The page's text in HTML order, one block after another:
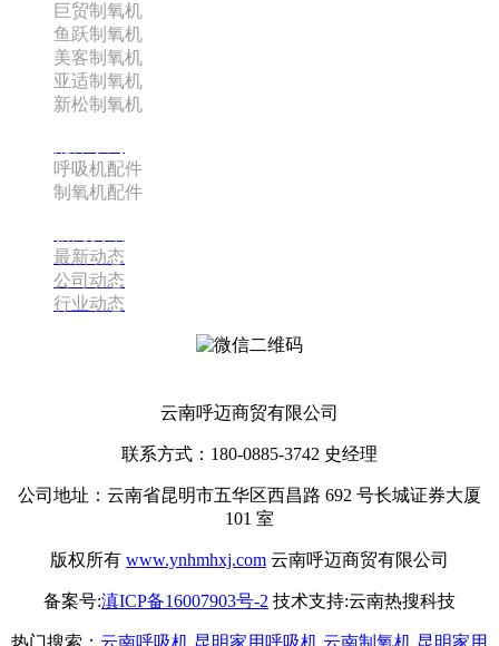
巨贸制氧机
鱼跃制氧机
美客制氧机
亚适制氧机
新松制氧机
呼吸机配件
制氧机配件
最新动态
公司动态
行业动态
云南呼迈商贸有限公司
联系方式：180-0885-3742 史经理
公司地址：云南省昆明市五华区西昌路 692 号长城证券大厦
101 室
版权所有 www.ynhmhxj.com 云南呼迈商贸有限公司
备案号:滇ICP备16007903号-2 技术支持:云南热搜科技